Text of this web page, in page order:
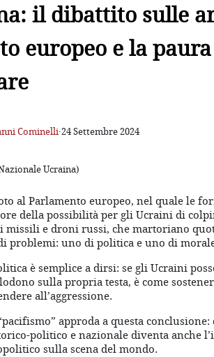
il dibattito sulle
europeo e la
Cominelli·24 Settembre 2024
Ucraina)
al Parlamento europeo, nel quale le
della possibilità per gli Ucraini di
missili e droni russi, che martoriano
problemi: uno di politica e uno di
è semplice a dirsi: se gli Ucraini
sulla propria testa, è come
all’aggressione.
approda a questa conclusione:
politico e nazionale diventa anche
sulla scena del mondo.